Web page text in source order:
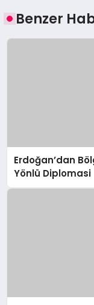
Benzer
Erdoğan’dan
Yönlü Diplomasi